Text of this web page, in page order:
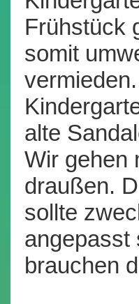
Frühstück
somit
alte
Wir gehen
draußen.
sollte
angepasst
brauchen